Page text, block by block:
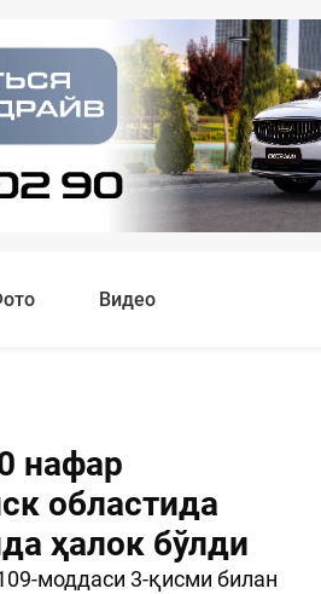
Видео
нафар
областида
ҳалок бўлди
моддаси 3-қисми билан